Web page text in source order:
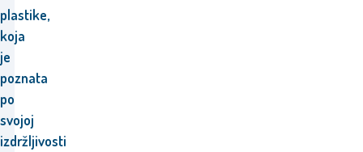
plastike,
koja
je
poznata
po
svojoj
izdržljivosti